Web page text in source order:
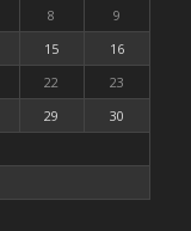
8
9
15
16
22
23
29
30